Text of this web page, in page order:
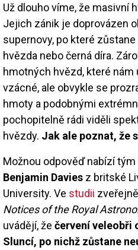
Už dlouho víme, že masivní
Jejich zánik je doprovázen
supernovy, po které
hvězda nebo černá díra.
hmotných hvězd, které
vzácné, ale obvykle se
hmoty a podobnými
pochopitelně rádi viděli
hvězdy. Jak ale poznat, že
Možnou odpověď nabízí
Benjamin Davies z britské
University. Ve studii
Notices of the Royal
uvádějí, že červení veleobři
Sluncí, po nichž zůstane